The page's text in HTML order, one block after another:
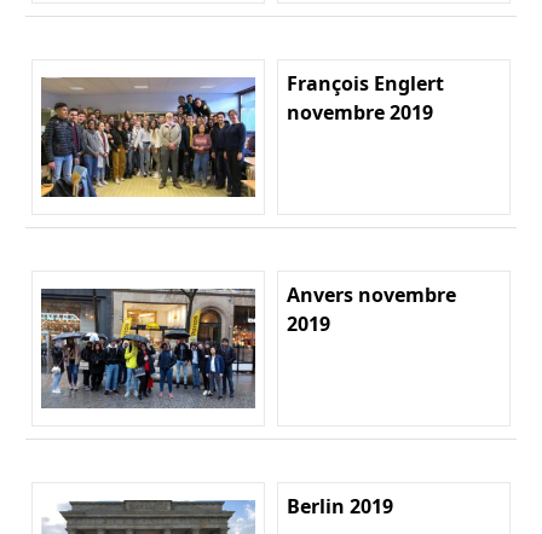
François Englert
novembre 2019
Anvers novembre
2019
Berlin 2019